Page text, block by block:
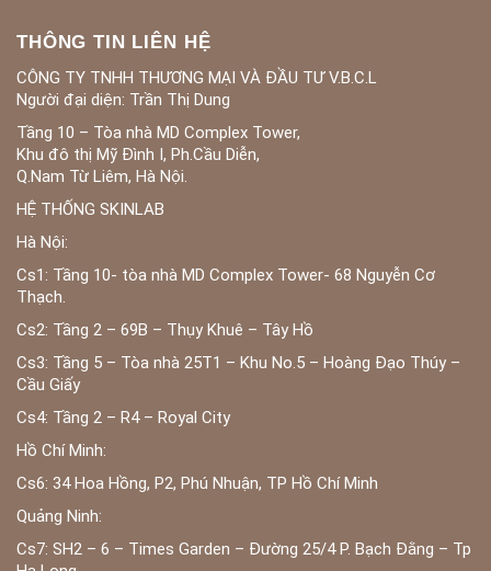
THÔNG TIN LIÊN HỆ
CÔNG TY TNHH THƯƠNG MẠI VÀ ĐẦU TƯ V.B.C.L
Người đại diện: Trần Thị Dung
Tầng 10 – Tòa nhà MD Complex Tower,
Khu đô thị Mỹ Đình I, Ph.Cầu Diễn,
Q.Nam Từ Liêm, Hà Nội.
HỆ THỐNG SKINLAB
Hà Nội:
Cs1: Tầng 10- tòa nhà MD Complex Tower- 68 Nguyễn Cơ
Thạch.
Cs2: Tầng 2 – 69B – Thụy Khuê – Tây Hồ
Cs3: Tầng 5 – Tòa nhà 25T1 – Khu No.5 – Hoàng Đạo Thúy –
Cầu Giấy
Cs4: Tầng 2 – R4 – Royal City
Hồ Chí Minh:
Cs6: 34 Hoa Hồng, P2, Phú Nhuận, TP Hồ Chí Minh
Quảng Ninh:
Cs7: SH2 – 6 – Times Garden – Đường 25/4 P. Bạch Đằng – Tp